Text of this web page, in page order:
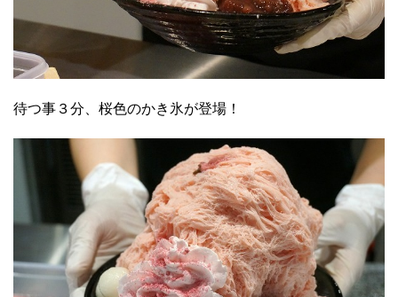
待つ事３分、桜色のかき氷が登場！